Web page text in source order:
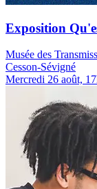
Exposition
Musée des
Cesson-Sévigné
Mercredi 26 août,